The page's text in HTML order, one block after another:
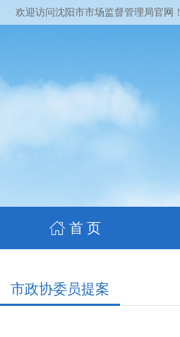
欢迎访问沈阳市市场监督管理局官网！
首 页
市政协委员提案